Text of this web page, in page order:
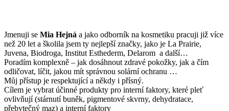
Jmenuji se Mia Hejná a jako odborník na kosmetiku pracuji již více
než 20 let a školila jsem ty nejlepší značky, jako je La Prairie,
Juvena, Biodroga, Institut Esthederm, Delarom a další…
Poradím komplexně – jak dosáhnout zdravé pokožky, jak a čím
odličovat, líčit, jakou mít správnou solární ochranu …
Můj přístup je respektující a někdy i přísný.
Cílem je vybrat účinné produkty pro interní faktory, které pleť
ovlivňují (stárnutí buněk, pigmentové skvrny, dehydratace,
přebytečný maz) a interní faktory